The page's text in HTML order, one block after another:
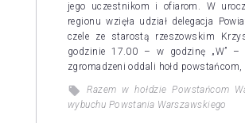
jego uczestnikom i ofiarom. W
regionu wzięła udział delegacja
czele ze starostą rzeszowskim
godzinie 17.00 – w godzinę „W” –
zgromadzeni oddali hołd powstańcom,
Razem w hołdzie Powstańcom
wybuchu Powstania Warszawskiego